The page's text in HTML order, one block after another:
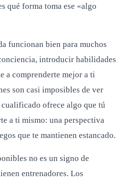
qué forma toma ese «algo
funcionan bien para muchos
introducir habilidades
a comprenderte mejor a ti
son casi imposibles de ver
ofrece algo que tú
a ti mismo: una perspectiva
que te mantienen estancado.
no es un signo de
entrenadores. Los